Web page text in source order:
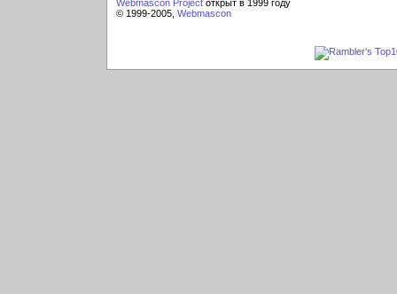
Webmascon Project открыт в 1999 году
© 1999-2005, Webmascon